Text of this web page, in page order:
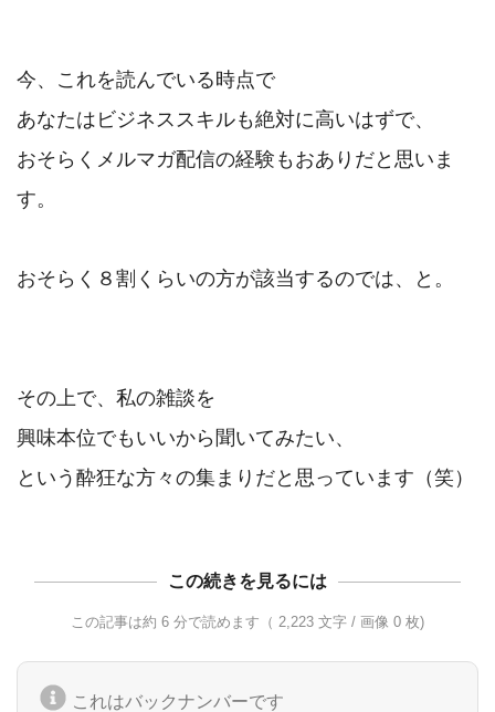
今、これを読んでいる時点で
あなたはビジネススキルも絶対に高いはずで、
おそらくメルマガ配信の経験もおありだと思いま
す。
おそらく８割くらいの方が該当するのでは、と。
その上で、私の雑談を
興味本位でもいいから聞いてみたい、
この続きを見るには
この記事は約 6 分で読めます（ 2,223 文字 / 画像 0 枚)
これはバックナンバーです